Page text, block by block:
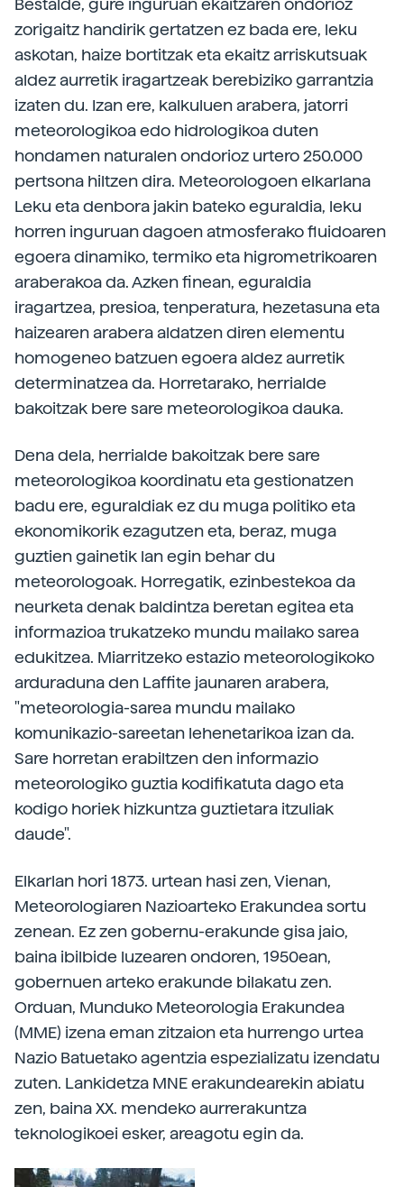
Bestalde, gure inguruan ekaitzaren ondorioz
zorigaitz handirik gertatzen ez bada ere, leku
askotan, haize bortitzak eta ekaitz arriskutsuak
aldez aurretik iragartzeak berebiziko garrantzia
izaten du. Izan ere, kalkuluen arabera, jatorri
meteorologikoa edo hidrologikoa duten
hondamen naturalen ondorioz urtero 250.000
pertsona hiltzen dira. Meteorologoen elkarlana
Leku eta denbora jakin bateko eguraldia, leku
horren inguruan dagoen atmosferako fluidoaren
egoera dinamiko, termiko eta higrometrikoaren
araberakoa da. Azken finean, eguraldia
iragartzea, presioa, tenperatura, hezetasuna eta
haizearen arabera aldatzen diren elementu
homogeneo batzuen egoera aldez aurretik
determinatzea da. Horretarako, herrialde
bakoitzak bere sare meteorologikoa dauka.
Dena dela, herrialde bakoitzak bere sare
meteorologikoa koordinatu eta gestionatzen
badu ere, eguraldiak ez du muga politiko eta
ekonomikorik ezagutzen eta, beraz, muga
guztien gainetik lan egin behar du
meteorologoak. Horregatik, ezinbestekoa da
neurketa denak baldintza beretan egitea eta
informazioa trukatzeko mundu mailako sarea
edukitzea. Miarritzeko estazio meteorologikoko
arduraduna den Laffite jaunaren arabera,
"meteorologia-sarea mundu mailako
komunikazio-sareetan lehenetarikoa izan da.
Sare horretan erabiltzen den informazio
meteorologiko guztia kodifikatuta dago eta
kodigo horiek hizkuntza guztietara itzuliak
daude".
Elkarlan hori 1873. urtean hasi zen, Vienan,
Meteorologiaren Nazioarteko Erakundea sortu
zenean. Ez zen gobernu-erakunde gisa jaio,
baina ibilbide luzearen ondoren, 1950ean,
gobernuen arteko erakunde bilakatu zen.
Orduan, Munduko Meteorologia Erakundea
(MME) izena eman zitzaion eta hurrengo urtea
Nazio Batuetako agentzia espezializatu izendatu
zuten. Lankidetza MNE erakundearekin abiatu
zen, baina XX. mendeko aurrerakuntza
teknologikoei esker, areagotu egin da.